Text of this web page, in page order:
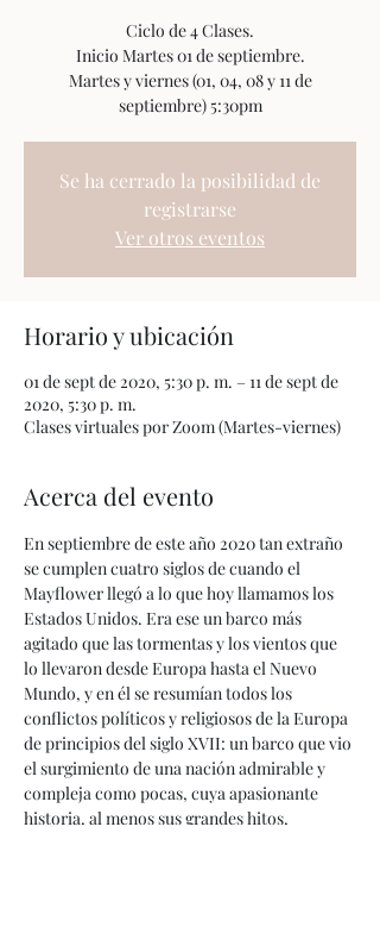
Ciclo de 4 Clases.
Inicio Martes 01 de septiembre.
Martes y viernes (01, 04, 08 y 11 de
septiembre) 5:30pm
Se ha cerrado la posibilidad de
registrarse
Ver otros eventos
Horario y ubicación
01 de sept de 2020, 5:30 p. m. – 11 de sept de
2020, 5:30 p. m.
Clases virtuales por Zoom (Martes-viernes)
Acerca del evento
En septiembre de este año 2020 tan extraño
se cumplen cuatro siglos de cuando el
Mayflower llegó a lo que hoy llamamos los
Estados Unidos. Era ese un barco más
agitado que las tormentas y los vientos que
lo llevaron desde Europa hasta el Nuevo
Mundo, y en él se resumían todos los
conflictos políticos y religiosos de la Europa
de principios del siglo XVII: un barco que vio
el surgimiento de una nación admirable y
compleja como pocas, cuya apasionante
historia, al menos sus grandes hitos,